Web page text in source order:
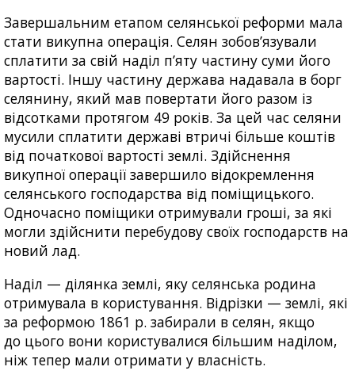
Завершальним етапом селянської реформи мала
стати викупна операція. Селян зобов’язували
сплатити за свій наділ п’яту частину суми його
вартості. Іншу частину держава надавала в борг
селянину, який мав повертати його разом із
відсотками протягом 49 років. За цей час селяни
мусили сплатити державі втричі більше коштів
від початкової вартості землі. Здійснення
викупної операції завершило відокремлення
селянського господарства від поміщицького.
Одночасно поміщики отримували гроші, за які
могли здійснити перебудову своїх господарств на
новий лад.
Наділ — ділянка землі, яку селянська родина
отримувала в користування. Відрізки — землі, які
за реформою 1861 р. забирали в селян, якщо
до цього вони користувалися більшим наділом,
ніж тепер мали отримати у власність.